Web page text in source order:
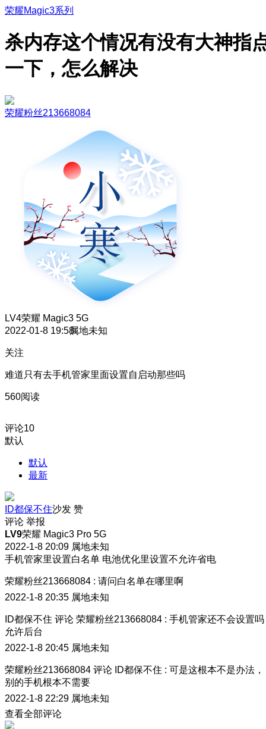
荣耀Magic3系列
杀内存这个情况有没有大神指
一下，怎么解决
荣耀粉丝213668084
LV4荣耀 Magic3 5G
2022-01-8 19:58属地未知
关注
难道只有去手机管家里面设置自启动那些吗
560阅读
评论10
默认
默认
最新
ID都保不住沙发 赞
评论 举报
LV9荣耀 Magic3 Pro 5G
2022-1-8 20:09 属地未知
手机管家里设置白名单 电池优化里设置不允许省电
荣耀粉丝213668084 : 请问白名单在哪里啊
2022-1-8 20:35 属地未知
ID都保不住 评论 荣耀粉丝213668084 : 手机管家还不会设置吗
允许后台
2022-1-8 20:45 属地未知
荣耀粉丝213668084 评论 ID都保不住 : 可是这根本不是办法，
别的手机根本不需要
2022-1-8 22:29 属地未知
查看全部评论